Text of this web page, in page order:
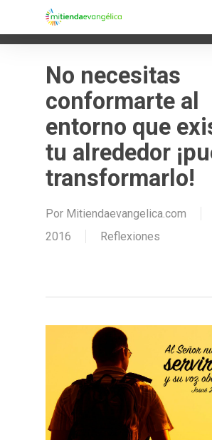
to
No necesitas
conformarte al
entorno que
tu alrededor
transformarlo!
Por Mitiendaevangelica.com
2016
Reflexiones
Ir a la versión móvil